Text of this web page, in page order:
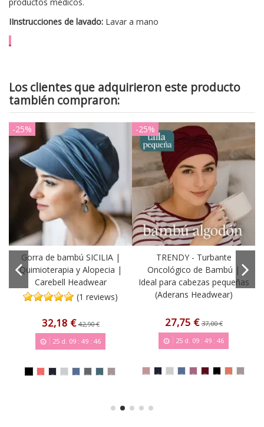
IInstrucciones de lavado: Lavar a mano
Los clientes que adquirieron este producto
también compraron:
-25%
Gorra de bambú SICILIA |
Quimioterapia y Alopecia |
Carebell Headwear
(1 reviews)
32,18 €42,90 €
25d. 09: 49: 45
-25%
TRENDY - Turbante
Oncológico de Bambú |
Ideal para cabezas pequeñas
(Aderans Headwear)
27,75 €37,00 €
25d. 09: 49: 45